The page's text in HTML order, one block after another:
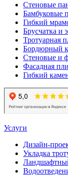
Стеновые
Бамбуковые
Гибкий
Брусчатка и
Тротуарная
Бордюрный
Стеновые и
Фасадная
Гибкий
Услуги
Дизайн-
Укладка